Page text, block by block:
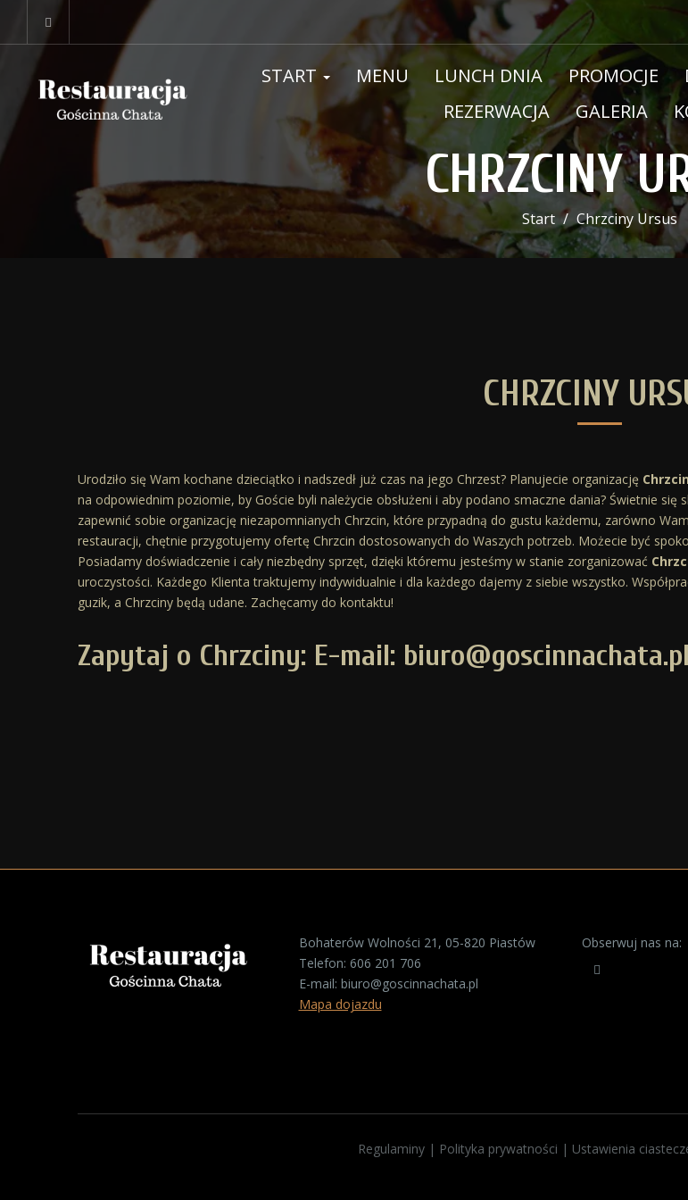
START MENU LUNCH DNIA PROMOCJE
REZERWACJA
GALERIA
CHRZCINY
Start Chrzciny Ursus
CHRZCINY
Urodziło się Wam kochane dzieciątko i nadszedł już czas na jego Chrzest? Planujecie organizację
na odpowiednim poziomie, by Goście byli należycie obsłużeni i aby podano smaczne dania? Świetnie
zapewnić sobie organizację niezapomnianych Chrzcin, które przypadną do gustu każdemu, zarówno
restauracji, chętnie przygotujemy ofertę Chrzcin dostosowanych do Waszych potrzeb. Możecie być
Posiadamy doświadczenie i cały niezbędny sprzęt, dzięki któremu jesteśmy w stanie zorganizować
uroczystości. Każdego Klienta traktujemy indywidualnie i dla każdego dajemy z siebie wszystko.
guzik, a Chrzciny będą udane. Zachęcamy do kontaktu!
Zapytaj o Chrzciny: E-mail:
Bohaterów Wolności 21, 05-820 Piastów
Telefon: 606 201 706
E-mail: biuro@goscinnachata.pl
Mapa dojazdu
Obserwuj nas na:
Regulaminy | Polityka prywatności | Ustawienia